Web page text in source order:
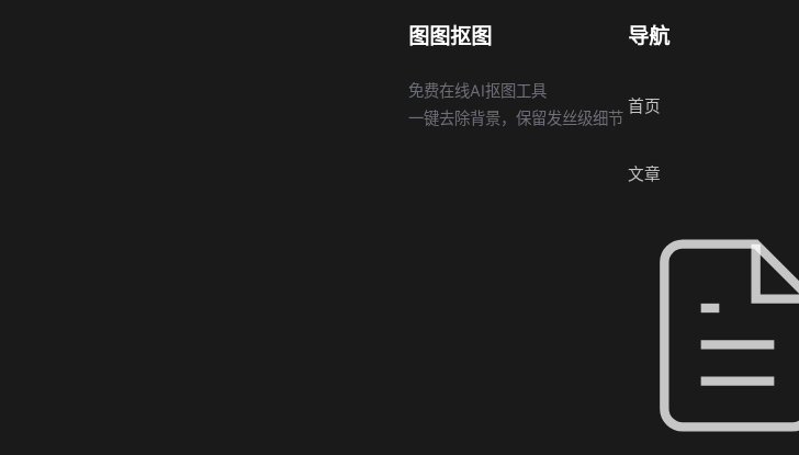
图图抠图
免费在线AI抠图工具
一键去除背景，保留发丝级细节
导航
首页
文章